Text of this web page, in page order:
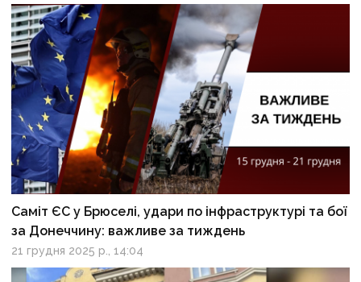
Саміт ЄС у Брюселі, удари по інфраструктурі та бої
за Донеччину: важливе за тиждень
21 грудня 2025 р., 14:04